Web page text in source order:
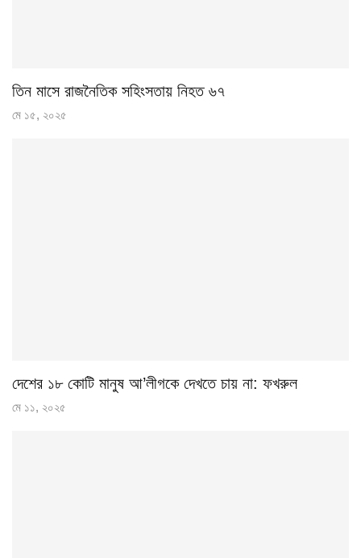
তিন মাসে রাজনৈতিক সহিংসতায় নিহত ৬৭
মে ১৫, ২০২৫
দেশের ১৮ কোটি মানুষ আ’লীগকে দেখতে চায় না: ফখরুল
মে ১১, ২০২৫